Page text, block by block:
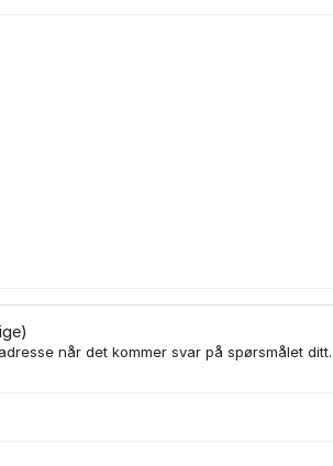
når det kommer svar på spørsmålet ditt.